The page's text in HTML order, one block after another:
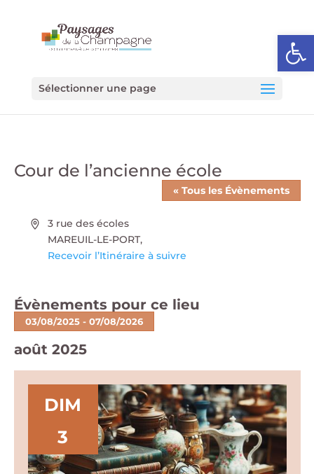
Ouvrir
Sélectionner une page
Cour de l’ancienne école
« Tous les Évènements
Adresse
3 rue des écoles
MAREUIL-LE-PORT,
Recevoir l’Itinéraire à suivre
Évènements pour ce lieu
03/08/2025 - 07/08/2026
une
date.
août 2025
DIM
3